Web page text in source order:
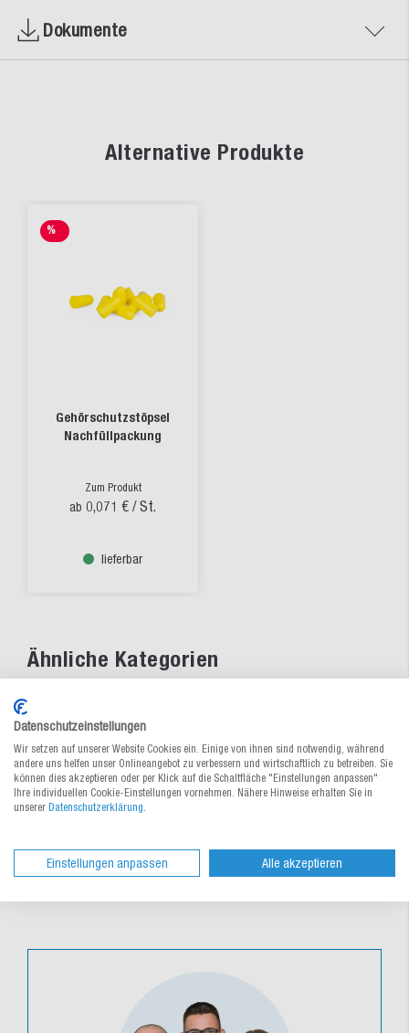
Dokumente
Alternative Produkte
%
Gehörschutzstöpsel
Nachfüllpackung
Zum Produkt
ab 0,071 € / St.
lieferbar
Ähnliche Kategorien
%Sale
Persönliche Schutzausrüstung (PSA)
Mund-, Augen und Gehörschutz
Datenschutzeinstellungen
Wir setzen auf unserer Website Cookies ein. Einige von ihnen sind notwendig, während
andere uns helfen unser Onlineangebot zu verbessern und wirtschaftlich zu betreiben. Sie
können dies akzeptieren oder per Klick auf die Schaltfläche "Einstellungen anpassen"
Ihre individuellen Cookie-Einstellungen vornehmen. Nähere Hinweise erhalten Sie in
unserer Datenschutzerklärung.
Einstellungen anpassen Alle akzeptieren